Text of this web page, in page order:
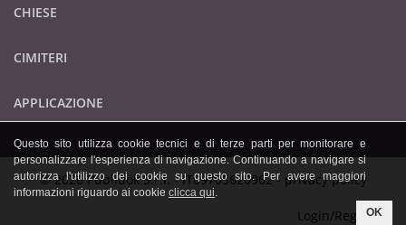
CHIESE
CIMITERI
APPLICAZIONE
© 2026 Publidok S.r.l. - IT09705620962 - privacy policy
Login/Registrati
Questo sito utilizza cookie tecnici e di terze parti per monitorare e
personalizzare l'esperienza di navigazione. Continuando a navigare si
autorizza l'utilizzo dei cookie su questo sito. Per avere maggiori
informazioni riguardo ai cookie clicca qui.
OK